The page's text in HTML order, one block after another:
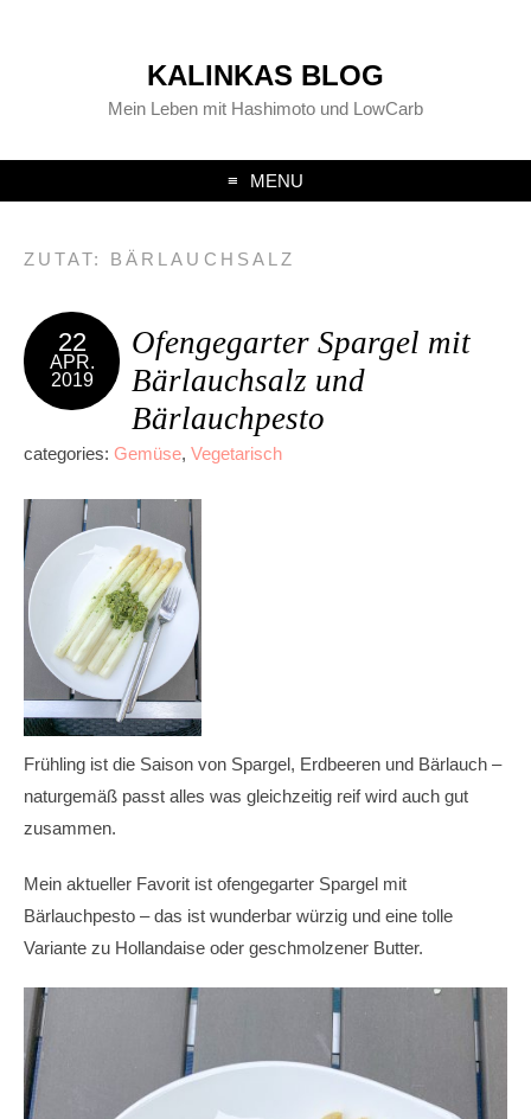
KALINKAS BLOG
Mein Leben mit Hashimoto und LowCarb
MENU
ZUTAT: BÄRLAUCHSALZ
22
APR.
2019
Ofengegarter Spargel mit
Bärlauchsalz und
Bärlauchpesto
categories: Gemüse, Vegetarisch
Frühling ist die Saison von Spargel, Erdbeeren und Bärlauch –
naturgemäß passt alles was gleichzeitig reif wird auch gut
zusammen.
Mein aktueller Favorit ist ofengegarter Spargel mit
Bärlauchpesto – das ist wunderbar würzig und eine tolle
Variante zu Hollandaise oder geschmolzener Butter.